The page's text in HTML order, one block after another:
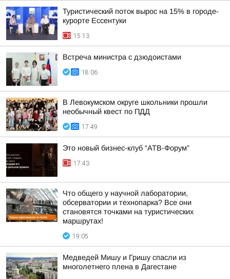
Туристический поток вырос на 15% в городе-
курорте Ессентуки
15:13
Встреча министра с дзюдоистами
18:06
В Левокумском округе школьники прошли
необычный квест по ПДД
17:49
Это новый бизнес-клуб “АТВ-Форум”
17:43
Что общего у научной лаборатории,
обсерватории и технопарка? Все они
становятся точками на туристических
маршрутах!
19:05
Медведей Мишу и Гришу спасли из
многолетнего плена в Дагестане